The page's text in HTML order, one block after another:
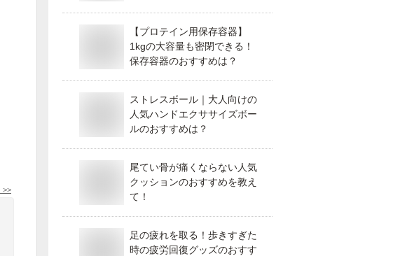
>>
【プロテイン用保存容器】
1kgの大容量も密閉できる！
保存容器のおすすめは？
ストレスボール｜大人向けの
人気ハンドエクササイズボー
ルのおすすめは？
尾てい骨が痛くならない人気
クッションのおすすめを教え
て！
足の疲れを取る！歩きすぎた
時の疲労回復グッズのおすす